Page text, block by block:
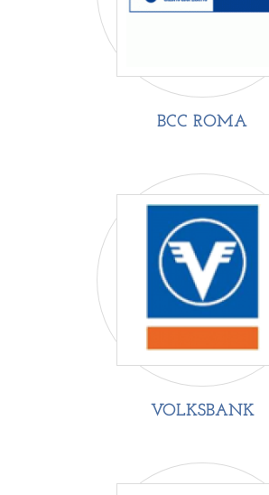
BCC ROMA
VOLKSBANK